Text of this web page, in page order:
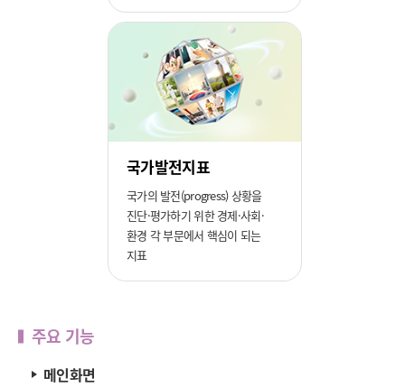
국가발전지표
국가의 발전(progress) 상황을
진단·평가하기 위한 경제·사회·
환경 각 부문에서 핵심이 되는
지표
주요 기능
메인화면